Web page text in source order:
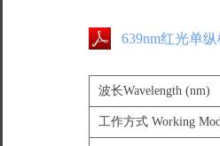
639nm红光单
波长Wavelength (nm)
工作方式 Working